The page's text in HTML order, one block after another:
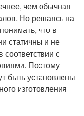
чем обычная
Но решаясь на
что в
статичны и не
с
Поэтому
быть установлены
изготовления